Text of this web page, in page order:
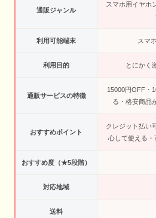
通販ジャンル
スマホ用イヤホ
利用可能端末 スマ
利用目的 とにかく
通販サービスの特徴
15000円OFF・
る・格安商品
おすすめポイント
クレジット払い
心して使える
おすすめ度（★5段階）
対応地域
送料